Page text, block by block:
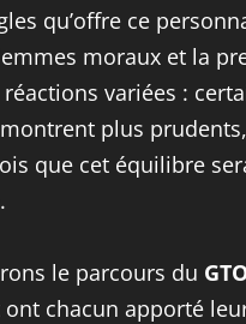
qu’offre ce
moraux et la
variées :
plus
que cet équilibre
le parcours du
ont chacun apporté